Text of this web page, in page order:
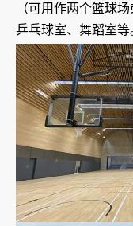
（可用作两个篮球
乒乓球室、舞蹈室等